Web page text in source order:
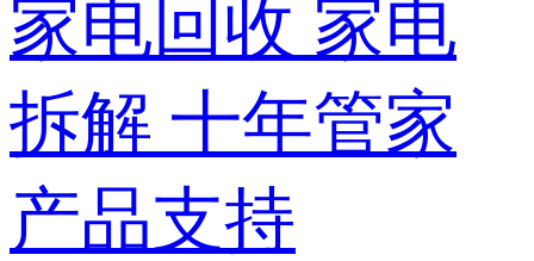
家电回收 家电
拆解 十年管家
产品支持